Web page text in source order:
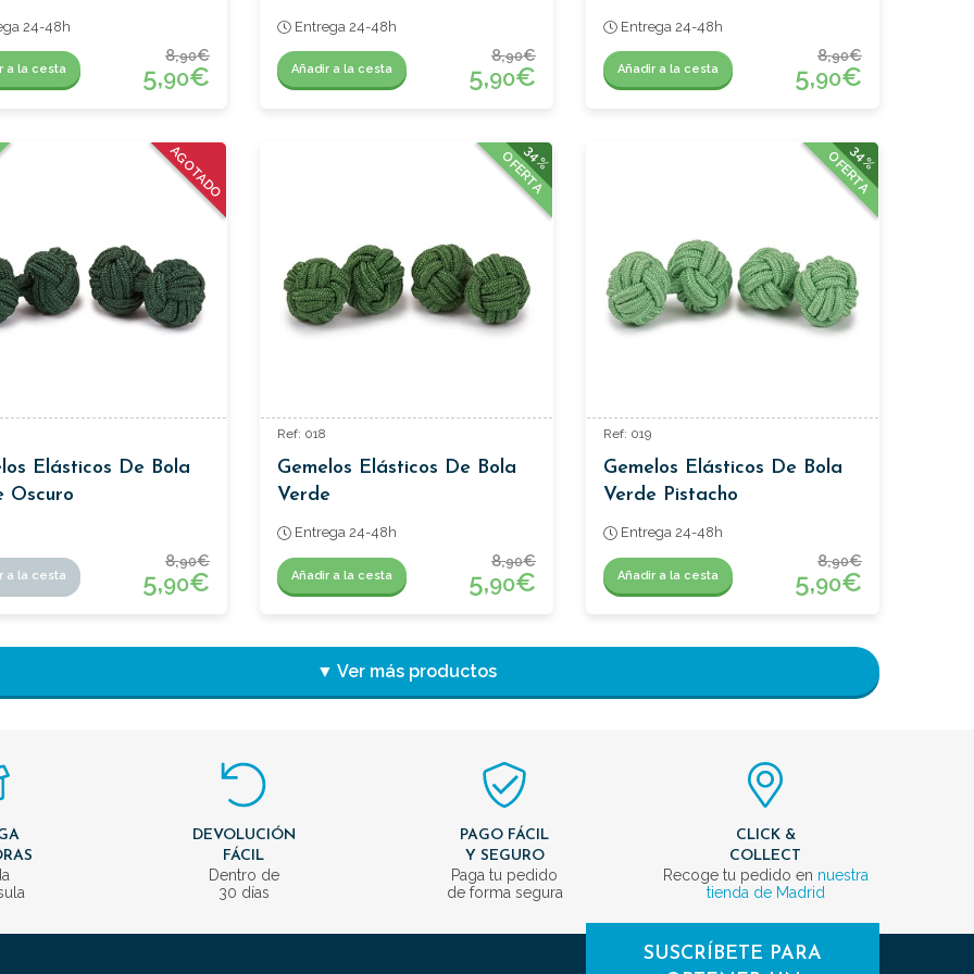
24-48h
a la cesta
8,90€
5,90€
Entrega 24-48h
Añadir a la cesta
8,90€
5,90€
Entrega 24-48h
Añadir a la cesta
8,90€
5,90€
AGOTADO
Elásticos De Bola
Oscuro
a la cesta
8,90€
5,90€
34%
OFERTA
Ref: 018
Gemelos Elásticos De Bola
Verde
Entrega 24-48h
Añadir a la cesta
8,90€
5,90€
34%
OFERTA
Ref: 019
Gemelos Elásticos De Bola
Verde Pistacho
Entrega 24-48h
Añadir a la cesta
8,90€
5,90€
▼ Ver más productos
DEVOLUCIÓN
FÁCIL
Dentro de
30 días
PAGO FÁCIL
Y SEGURO
Paga tu pedido
de forma segura
CLICK &
COLLECT
Recoge tu pedido en nuestra
tienda de Madrid
SUSCRÍBETE PARA